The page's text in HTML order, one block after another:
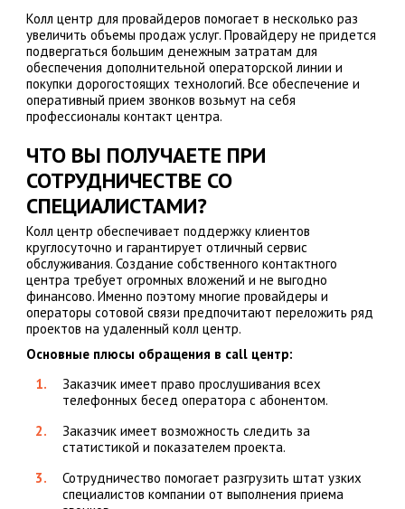
Колл центр для провайдеров помогает в несколько раз
увеличить объемы продаж услуг. Провайдеру не придется
подвергаться большим денежным затратам для
обеспечения дополнительной операторской линии и
покупки дорогостоящих технологий. Все обеспечение и
оперативный прием звонков возьмут на себя
профессионалы контакт центра.
ЧТО ВЫ ПОЛУЧАЕТЕ ПРИ
СОТРУДНИЧЕСТВЕ СО
СПЕЦИАЛИСТАМИ?
Колл центр обеспечивает поддержку клиентов
круглосуточно и гарантирует отличный сервис
обслуживания. Создание собственного контактного
центра требует огромных вложений и не выгодно
финансово. Именно поэтому многие провайдеры и
операторы сотовой связи предпочитают переложить ряд
проектов на удаленный колл центр.
Основные плюсы обращения в call центр:
Заказчик имеет право прослушивания всех
телефонных бесед оператора с абонентом.
Заказчик имеет возможность следить за
статистикой и показателем проекта.
Сотрудничество помогает разгрузить штат узких
специалистов компании от выполнения приема